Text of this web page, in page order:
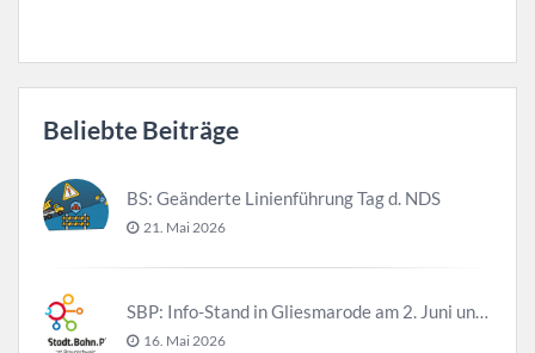
Beliebte Beiträge
BS: Geänderte Linienführung Tag d. NDS
21. Mai 2026
SBP: Info-Stand in Gliesmarode am 2. Juni und 23. Juni
16. Mai 2026